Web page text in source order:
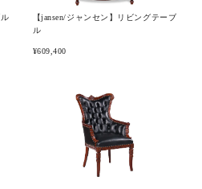
テゴリー/家具
【jansen/ジャンセン】リビングテーブ
ル
¥609,400